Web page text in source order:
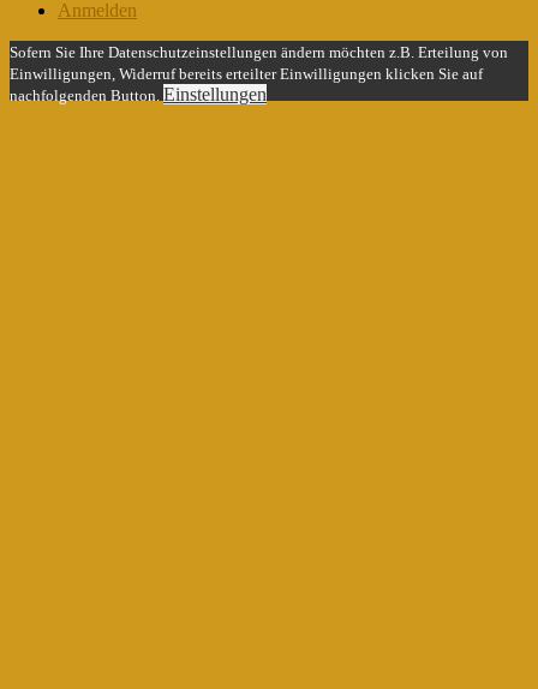
Anmelden
Sofern Sie Ihre Datenschutzeinstellungen ändern möchten z.B. Erteilung von
Einwilligungen, Widerruf bereits erteilter Einwilligungen klicken Sie auf
nachfolgenden Button. Einstellungen